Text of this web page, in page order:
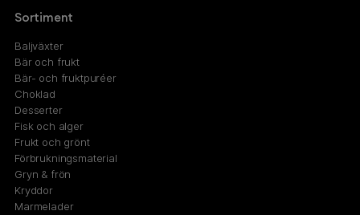
Sortiment
Baljväxter
Bär och frukt
Bär- och fruktpuréer
Choklad
Desserter
Fisk och alger
Frukt och grönt
Förbrukningsmaterial
Gryn & frön
Kryddor
Marmelader